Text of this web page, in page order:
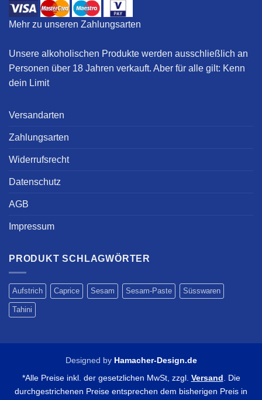
Mehr zu unseren Zahlungsarten
Unsere alkoholischen Produkte werden ausschließlich an
Personen über 18 Jahren verkauft. Aber für alle gilt: Kenn
dein Limit
Versandarten
Zahlungsarten
Widerrufsrecht
Datenschutz
AGB
Impressum
PRODUKT SCHLAGWÖRTER
Aufstrich Caprice Sesam Sesam-Paste Süsswaren
Tahini
Designed by Hamacher-Design.de
*Alle Preise inkl. der gesetzlichen MwSt, zzgl. Versand . Die
durchgestrichenen Preise entsprechen dem bisherigen Preis in